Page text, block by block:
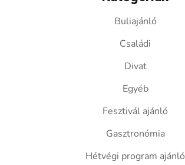
Buliajánló
Családi
Divat
Egyéb
Fesztivál ajánló
Gasztronómia
Hétvégi program ajánló